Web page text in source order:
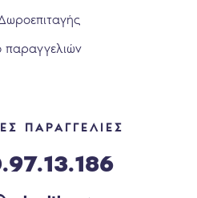
παραγγελιών
ΠΑΡΑΓΓΕΛΙΕΣ